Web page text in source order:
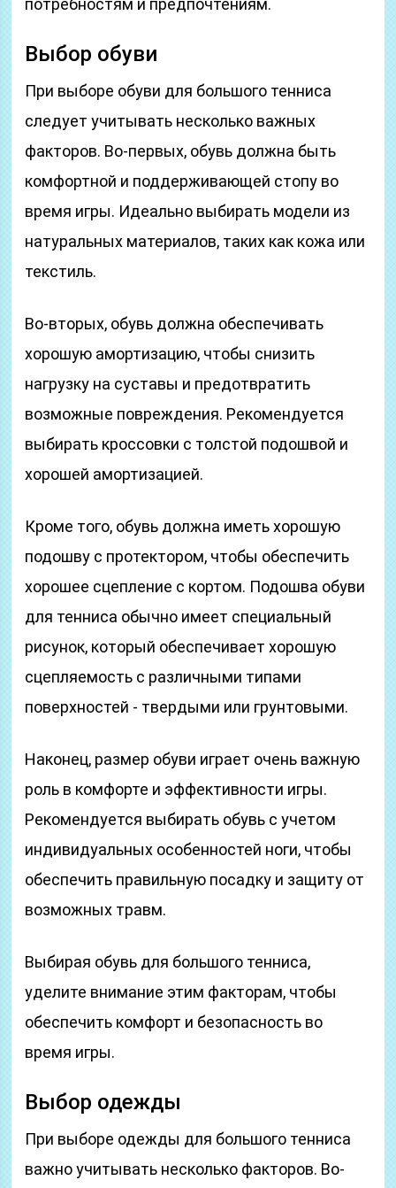
Выбор обуви
При выборе обуви для большого тенниса
следует учитывать несколько важных
факторов. Во-первых, обувь должна быть
комфортной и поддерживающей стопу во
время игры. Идеально выбирать модели из
натуральных материалов, таких как кожа или
текстиль.
Во-вторых, обувь должна обеспечивать
хорошую амортизацию, чтобы снизить
нагрузку на суставы и предотвратить
возможные повреждения. Рекомендуется
выбирать кроссовки с толстой подошвой и
хорошей амортизацией.
Кроме того, обувь должна иметь хорошую
подошву с протектором, чтобы обеспечить
хорошее сцепление с кортом. Подошва обуви
для тенниса обычно имеет специальный
рисунок, который обеспечивает хорошую
сцепляемость с различными типами
поверхностей - твердыми или грунтовыми.
Наконец, размер обуви играет очень важную
роль в комфорте и эффективности игры.
Рекомендуется выбирать обувь с учетом
индивидуальных особенностей ноги, чтобы
обеспечить правильную посадку и защиту от
возможных травм.
Выбирая обувь для большого тенниса,
уделите внимание этим факторам, чтобы
обеспечить комфорт и безопасность во
время игры.
Выбор одежды
При выборе одежды для большого тенниса
важно учитывать несколько факторов. Во-